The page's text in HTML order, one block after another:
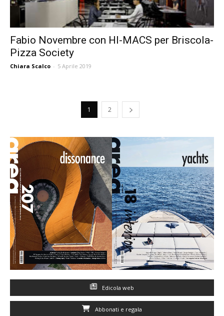
Fabio Novembre con HI-MACS per Briscola-
Pizza Society
Chiara Scalco - 5 Aprile 2019
1 2
Edicola web
Abbonati e regala